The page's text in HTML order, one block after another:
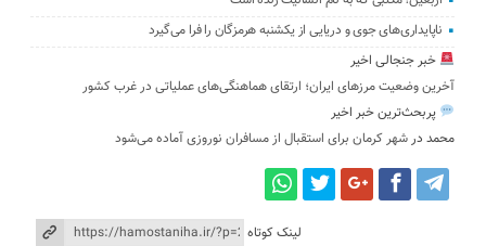
ناپایداری‌های جوی و دریایی از یکشنبه هرمزگان را فرا می‌گیرد
خبر جنجالی اخیر
آخرین وضعیت مرزهای ایران؛ ارتقای هماهنگی‌های عملیاتی در غرب کشور
پربحث‌ترین خبر اخیر
محمد درشهر کرمان برای استقبال از مسافران نوروزی آماده می‌شود
لینک کوتاه